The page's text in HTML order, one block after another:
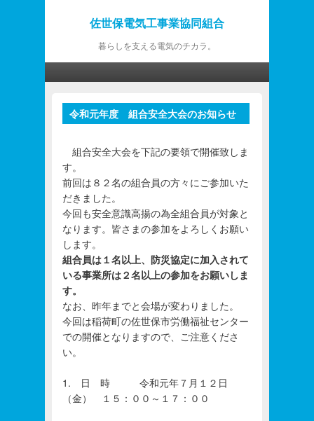
佐世保電気工事業協同組合
暮らしを支える電気のチカラ。
令和元年度 組合安全大会のお知らせ
組合安全大会を下記の要領で開催致しま
す。
前回は８２名の組合員の方々にご参加いた
だきました。
今回も安全意識高揚の為全組合員が対象と
なります。皆さまの参加をよろしくお願い
します。
組合員は１名以上、防災協定に加入されて
いる事業所は２名以上の参加をお願いしま
す。
なお、昨年までと会場が変わりました。
今回は稲荷町の佐世保市労働福祉センター
での開催となりますので、ご注意くださ
い。
1. 日 時 令和元年７月１２日
（金） １５：００～１７：００